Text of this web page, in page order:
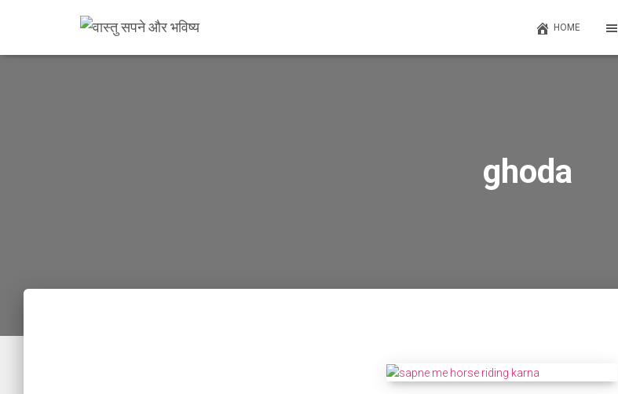
HOME
ghoda